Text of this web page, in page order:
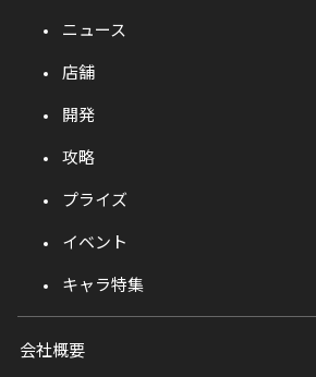
ニュース
店舗
開発
攻略
プライズ
イベント
キャラ特集
会社概要